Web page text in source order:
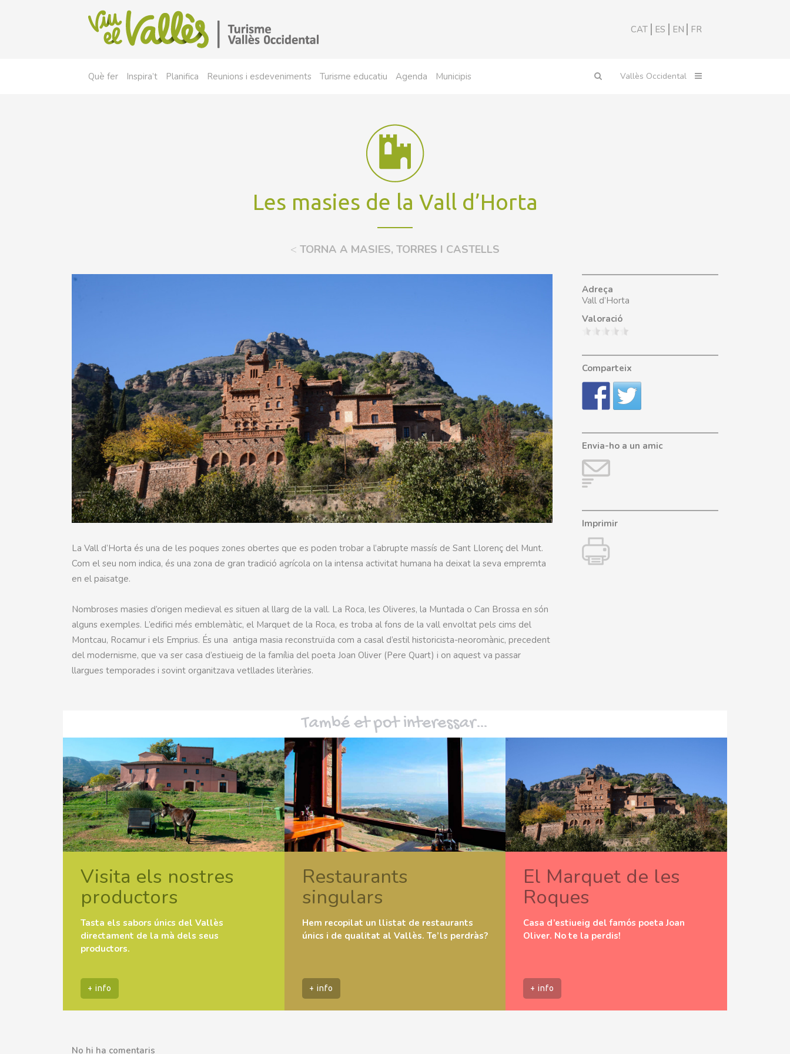
CAT ES EN FR
Què fer Inspira’t Planifica Reunions i esdeveniments Turisme educatiu Agenda Municipis
Les masies de la Vall d’Horta
< TORNA A MASIES, TORRES I CASTELLS
La Vall d’Horta és una de les poques zones obertes que es poden trobar a l’abrupte massís de Sant Llorenç del Munt.
Com el seu nom indica, és una zona de gran tradició agrícola on la intensa activitat humana ha deixat la seva empremta
en el paisatge.
Nombroses masies d’origen medieval es situen al llarg de la vall. La Roca, les Oliveres, la Muntada o Can Brossa en són
alguns exemples. L’edifici més emblemàtic, el Marquet de la Roca, es troba al fons de la vall envoltat pels cims del
Montcau, Rocamur i els Emprius. És una antiga masia reconstruïda com a casal d’estil historicista-neoromànic, precedent
del modernisme, que va ser casa d’estiueig de la família del poeta Joan Oliver (Pere Quart) i on aquest va passar
llargues temporades i sovint organitzava vetllades literàries.
Adreça
Vall d’Horta
Valoració
Comparteix
Envia-ho a un amic
Imprimir
També et pot interessar…
Visita els nostres
productors
Tasta els sabors únics del Vallès
directament de la mà dels seus
productors.
+ info
Restaurants
singulars
Hem recopilat un llistat de restaurants
únics i de qualitat al Vallès. Te’ls perdràs?
+ info
El Marquet de les
Roques
Casa d’estiueig del famós poeta Joan
Oliver. No te la perdis!
+ info
No hi ha comentaris